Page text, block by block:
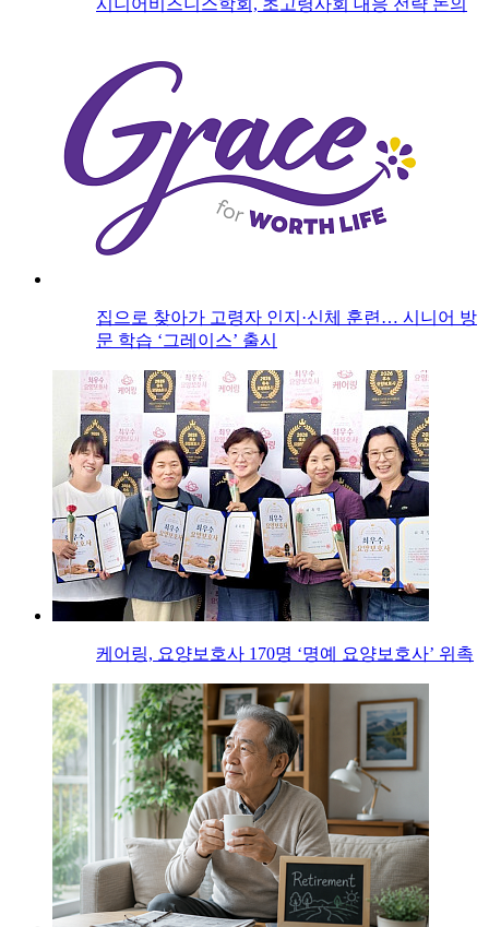
시니어비즈니스학회, 초고령사회 대응 전략 논의
집으로 찾아가 고령자 인지·신체 훈련… 시니어 방
문 학습 ‘그레이스’ 출시
케어링, 요양보호사 170명 ‘명예 요양보호사’ 위촉